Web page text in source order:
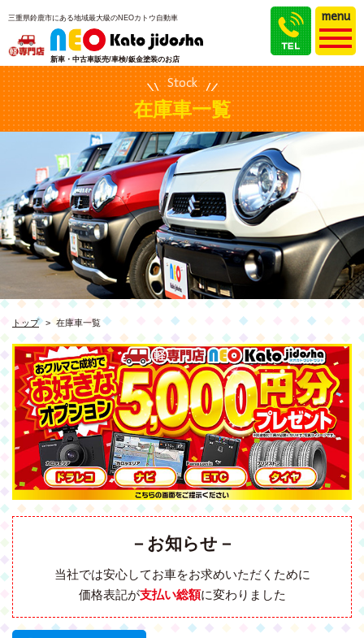
三重県鈴鹿市にある地域最大級のNEOカトウ自動車
新車・中古車販売/車検/鈑金塗装のお店
menu
Stock
在庫車一覧
トップ 在庫車一覧
－お知らせ－
当社では安心してお車をお求めいただくために
価格表記が支払い総額に変わりました